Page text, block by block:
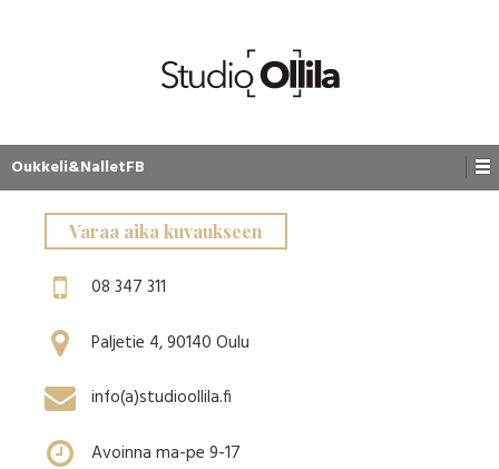
Oukkeli&NalletFB
Varaa aika kuvaukseen
08 347 311
Paljetie 4, 90140 Oulu
info(a)studioollila.fi
Avoinna ma-pe 9-17